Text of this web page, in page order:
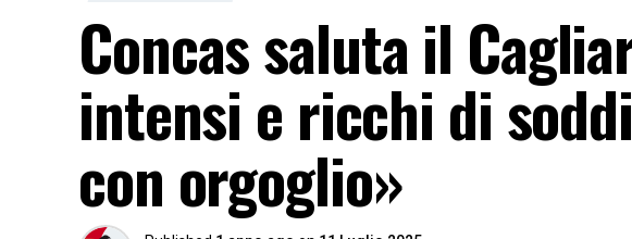
Concas saluta il
intensi e ricchi di
con orgoglio»